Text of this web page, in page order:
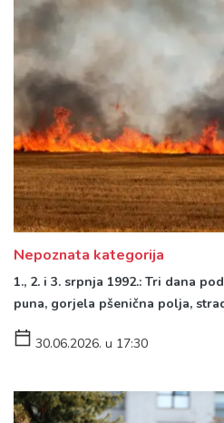
Nepoznata kategorija
1., 2. i 3. srpnja 1992.: Tri dana
puna, gorjela pšenična polja,
30.06.2026. u 17:30